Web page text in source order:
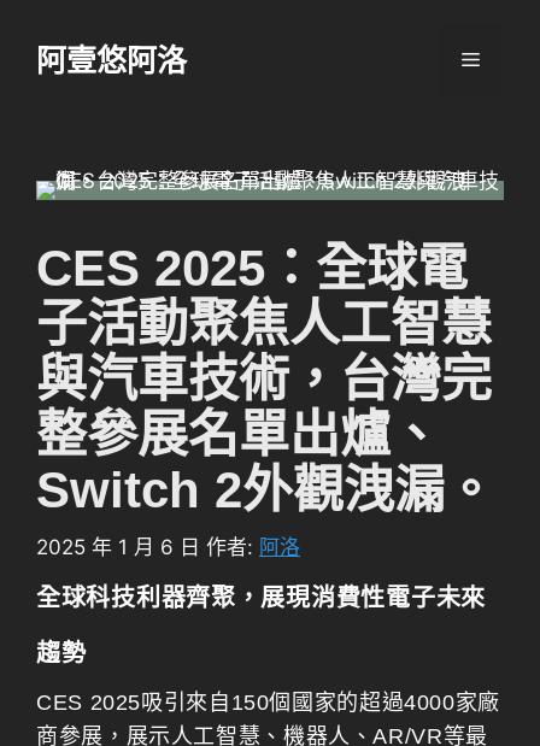
阿壹悠阿洛 選
CES 2025：全球電
子活動聚焦人工智慧
與汽車技術，台灣完
整參展名單出爐、
Switch 2外觀洩漏。
2025 年 1 月 6 日 作者: 阿洛
全球科技利器齊聚，展現消費性電子未來
趨勢
CES 2025吸引來自150個國家的超過4000家廠
商參展，展示人工智慧、機器人、AR/VR等最